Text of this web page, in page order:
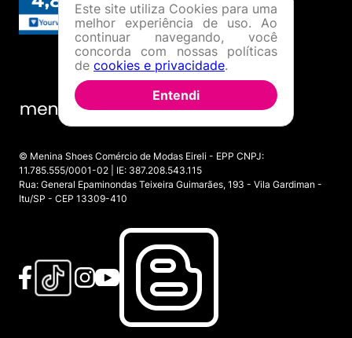
© Menina Shoes Comércio de Modas Eireli - EPP CNPJ:
11.785.555/0001-02 | IE: 387.208.543.115
Rua: General Epaminondas Teixeira Guimarães, 193 - Vila Gardiman -
Itu/SP - CEP 13309-410
Este site utiliza Cookies para uma
melhor experiência de uso. Ao
continuar navegando, você
concorda com nossas políticas
de cookies e privacidade.
Entendi